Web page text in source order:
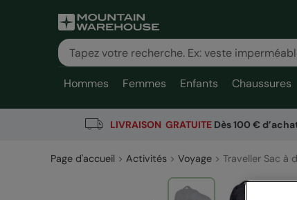
Hommes Femmes Enfants Chaussures
LIVRAISON GRATUITEDès 100 €
Page d'accueil Activités Voyage Traveller Sac à